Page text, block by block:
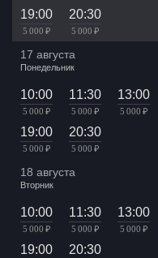
19:00
5 000 ₽
20:30
5 000 ₽
17 августа
Понедельник
10:00
5 000 ₽
11:30
5 000 ₽
13:00
5 000 ₽
19:00
5 000 ₽
20:30
5 000 ₽
18 августа
Вторник
10:00
5 000 ₽
11:30
5 000 ₽
13:00
5 000 ₽
19:00 20:30